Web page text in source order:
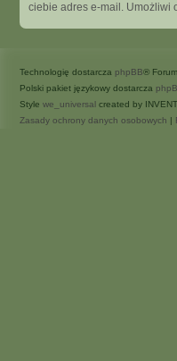
ciebie adres e-mail. Umożliwi
Technologię dostarcza phpBB®
Polski pakiet językowy dostarcza
Style we_universal created by
Zasady ochrony danych osobowych |